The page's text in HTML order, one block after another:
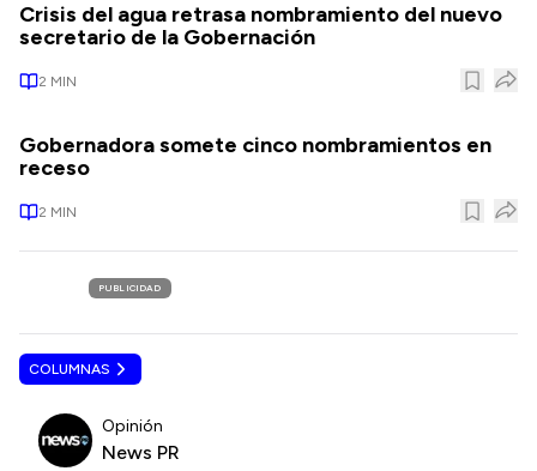
Crisis del agua retrasa nombramiento del nuevo
secretario de la Gobernación
2 MIN
Gobernadora somete cinco nombramientos en
receso
2 MIN
PUBLICIDAD
COLUMNAS
Opinión
News PR